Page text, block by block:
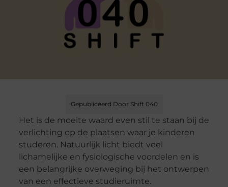
Gepubliceerd Door Shift 040
Het is de moeite waard even stil te staan bij de
verlichting op de plaatsen waar je kinderen
studeren. Natuurlijk licht biedt veel
lichamelijke en fysiologische voordelen en is
een belangrijke overweging bij het ontwerpen
van een effectieve studieruimte.